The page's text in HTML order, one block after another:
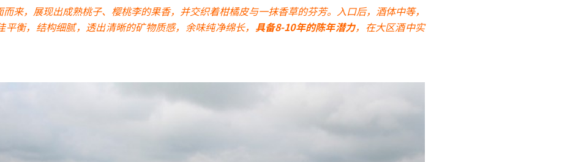
来，展现出成熟桃子、樱桃李的果香，并交织着柑橘皮与一抹香草的芬芳。入口后，酒体中等，
衡，结构细腻，透出清晰的矿物质感，余味纯净绵长， 具备8-10年的陈年潜力，在大区酒中实